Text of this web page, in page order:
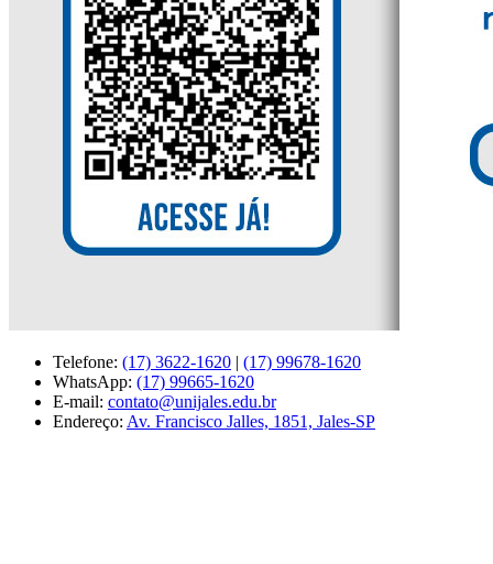
Telefone: (17) 3622-1620 | (17) 99678-1620
WhatsApp: (17) 99665-1620
E-mail: contato@unijales.edu.br
Endereço: Av. Francisco Jalles, 1851, Jales-SP